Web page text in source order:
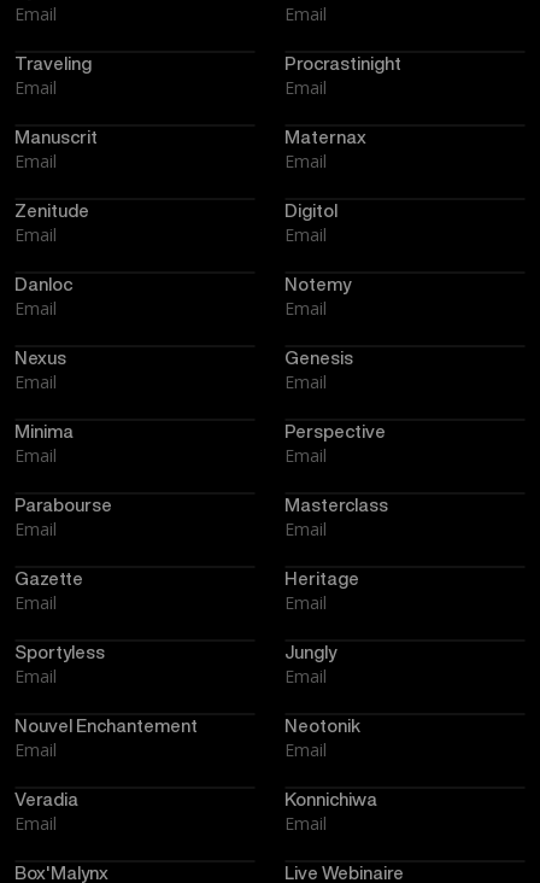
Email Email
Traveling
Email
Procrastinight
Email
Manuscrit
Email
Maternax
Email
Zenitude
Email
Digitol
Email
Danloc
Email
Notemy
Email
Nexus
Email
Genesis
Email
Minima
Email
Perspective
Email
Parabourse
Email
Masterclass
Email
Gazette
Email
Heritage
Email
Sportyless
Email
Jungly
Email
Nouvel Enchantement
Email
Neotonik
Email
Veradia
Email
Konnichiwa
Email
Box'Malynx Live Webinaire